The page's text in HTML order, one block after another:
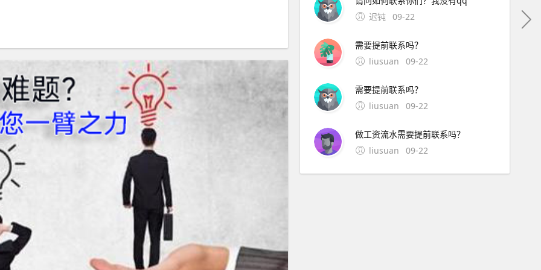
迟钝 09-22
需要提前联系吗？
liusuan
09-22
需要提前联系吗？
liusuan
09-22
做工资流水需要提前联系吗？
liusuan
09-22